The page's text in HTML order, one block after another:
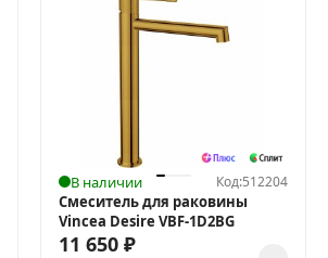
В наличии Код:512204
Смеситель для раковины
Vincea Desire VBF-1D2BG
11 650₽